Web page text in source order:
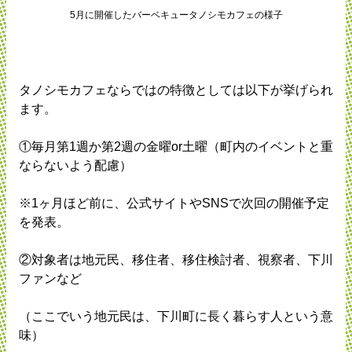
5月に開催したバーベキュータノシモカフェの様子
タノシモカフェならではの特徴としては以下が挙げられ
ます。
①毎月第1週か第2週の金曜or土曜（町内のイベントと重
ならないよう配慮）
※1ヶ月ほど前に、公式サイトやSNSで次回の開催予定
を発表。
②対象者は地元民、移住者、移住検討者、視察者、下川
ファンなど
（ここでいう地元民は、下川町に長く暮らす人という意
味）